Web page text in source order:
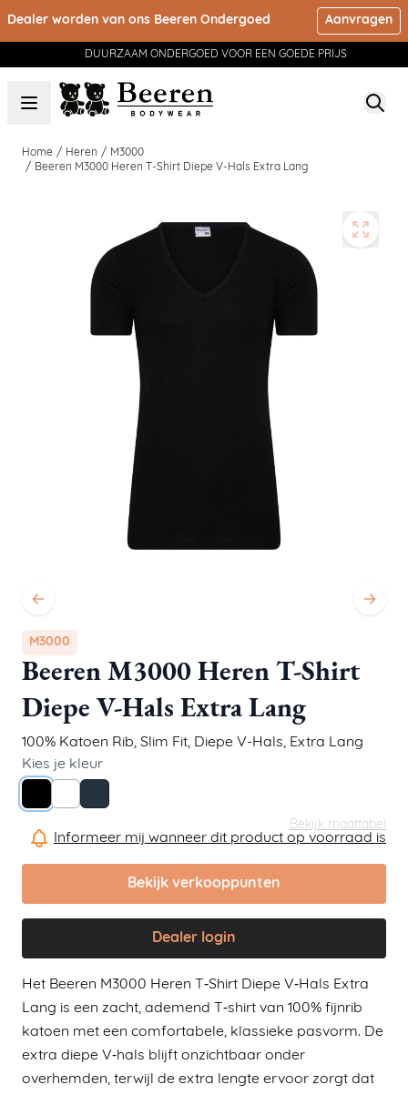
Dealer worden van ons Beeren Ondergoed Aanvragen
DUURZAAM ONDERGOED VOOR EEN GOEDE PRIJS
Home / Heren / M3000
/ Beeren M3000 Heren T-Shirt Diepe V-Hals Extra Lang
M3000
Beeren M3000 Heren T-Shirt
Diepe V-Hals Extra Lang
100% Katoen Rib, Slim Fit, Diepe V-Hals, Extra Lang
Kies je kleur
Bekijk maattabel
Informeer mij wanneer dit product op voorraad is
Bekijk verkooppunten
Dealer login
Het Beeren M3000 Heren T‑Shirt Diepe V‑Hals Extra
Lang is een zacht, ademend T‑shirt van 100% fijnrib
katoen met een comfortabele, klassieke pasvorm. De
extra diepe V‑hals blijft onzichtbaar onder
overhemden, terwijl de extra lengte ervoor zorgt dat